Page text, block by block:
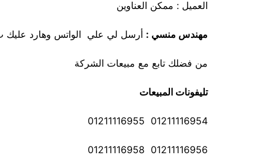
العميل : ممكن العناوين
مهندس منسي : أرسل لي علي الواتس وهارد عليك ب
من فضلك تابع مع مبيعات الشركة
تليفونات المبيعات
01211116954 01211116955
01211116956 01211116958